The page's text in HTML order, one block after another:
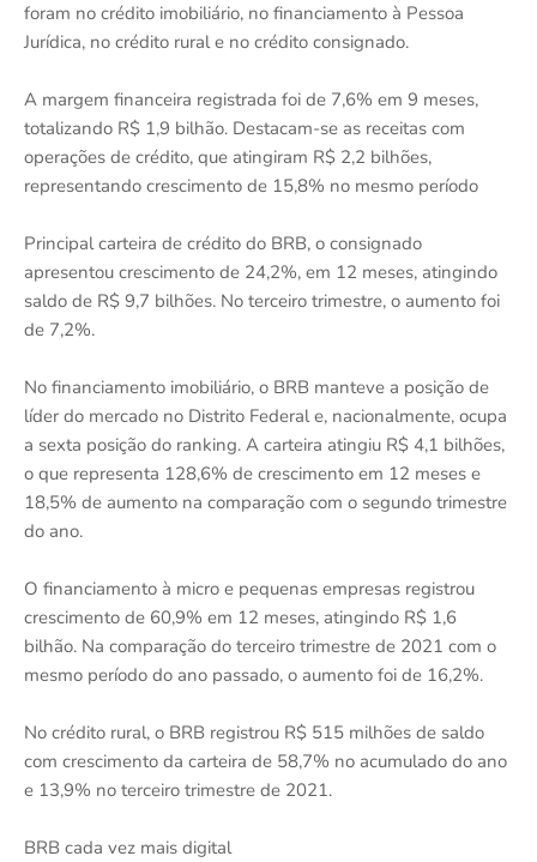
foram no crédito imobiliário, no financiamento à Pessoa
Jurídica, no crédito rural e no crédito consignado.
A margem financeira registrada foi de 7,6% em 9 meses,
totalizando R$ 1,9 bilhão. Destacam-se as receitas com
operações de crédito, que atingiram R$ 2,2 bilhões,
representando crescimento de 15,8% no mesmo período
Principal carteira de crédito do BRB, o consignado
apresentou crescimento de 24,2%, em 12 meses, atingindo
saldo de R$ 9,7 bilhões. No terceiro trimestre, o aumento foi
de 7,2%.
No financiamento imobiliário, o BRB manteve a posição de
líder do mercado no Distrito Federal e, nacionalmente, ocupa
a sexta posição do ranking. A carteira atingiu R$ 4,1 bilhões,
o que representa 128,6% de crescimento em 12 meses e
18,5% de aumento na comparação com o segundo trimestre
do ano.
O financiamento à micro e pequenas empresas registrou
crescimento de 60,9% em 12 meses, atingindo R$ 1,6
bilhão. Na comparação do terceiro trimestre de 2021 com o
mesmo período do ano passado, o aumento foi de 16,2%.
No crédito rural, o BRB registrou R$ 515 milhões de saldo
com crescimento da carteira de 58,7% no acumulado do ano
e 13,9% no terceiro trimestre de 2021.
BRB cada vez mais digital